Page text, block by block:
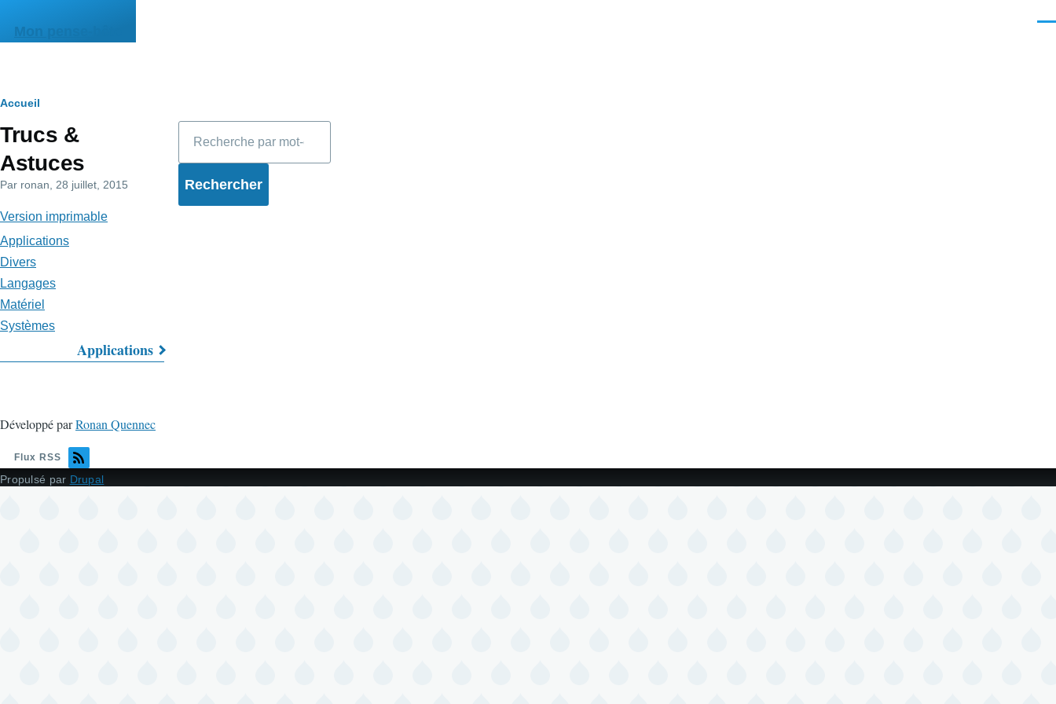
Mon pense-bête
Fil
d'Ariane
Accueil
Trucs &
Astuces
Par ronan , 28 juillet, 2015
Version imprimable
Applications
Divers
Langages
Matériel
Systèmes
Liens
de
livre
pour
Applications
Développé parRonan Quennec
Flux RSS
Propulsé par Drupal